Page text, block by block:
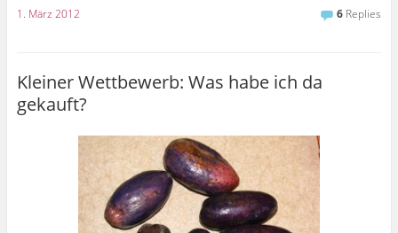
1. März 2012 6 Replies
Kleiner Wettbewerb: Was habe ich da
gekauft?